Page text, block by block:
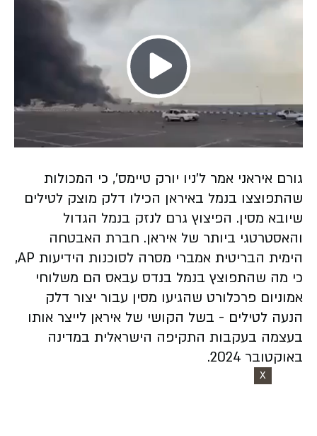
Play
Video
גורם איראני אמר ל'ניו יורק טיימס', כי המכולות
שהתפוצצו בנמל באיראן הכילו דלק מוצק לטילים
שיובא מסין. הפיצוץ גרם לנזק בנמל הגדול
והאסטרטגי ביותר של איראן. חברת האבטחה
הימית הבריטית אמברי מסרה לסוכנות הידיעות AP,
כי מה שהתפוצץ בנמל בנדס עבאס הם משלוחי
אמוניום פרכלורט שהגיעו מסין עבור יצור דלק
הנעה לטילים - בשל הקושי של איראן לייצר אותו
בעצמה בעקבות התקיפה הישראלית במדינה
באוקטובר 2024.
X